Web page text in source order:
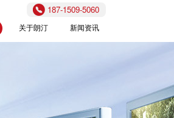
187-1509-5060
关于朗汀 新闻资讯